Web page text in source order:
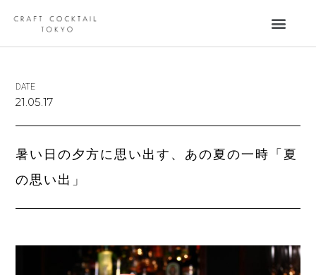
DATE
21.05.17
暑い日の夕方に思い出す、あの夏の一時「夏
の思い出」